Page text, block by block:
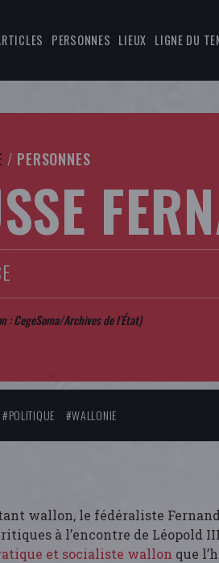
PERSONNES LIEUX LIGNE DU
/ PERSONNES
: CegeSoma/Archives de l'État)
#POLITIQUE #WALLONIE
wallon, le fédéraliste
à l’encontre de Léopold
et socialiste wallon que